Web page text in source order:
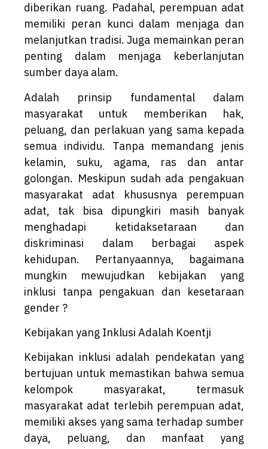
diberikan ruang. Padahal, perempuan adat
memiliki peran kunci dalam menjaga dan
melanjutkan tradisi. Juga memainkan peran
penting dalam menjaga keberlanjutan
sumber daya alam.
Adalah prinsip fundamental dalam
masyarakat untuk memberikan hak,
peluang, dan perlakuan yang sama kepada
semua individu. Tanpa memandang jenis
kelamin, suku, agama, ras dan antar
golongan. Meskipun sudah ada pengakuan
masyarakat adat khususnya perempuan
adat, tak bisa dipungkiri masih banyak
menghadapi ketidaksetaraan dan
diskriminasi dalam berbagai aspek
kehidupan. Pertanyaannya, bagaimana
mungkin mewujudkan kebijakan yang
inklusi tanpa pengakuan dan kesetaraan
gender ?
Kebijakan yang Inklusi Adalah Koentji
Kebijakan inklusi adalah pendekatan yang
bertujuan untuk memastikan bahwa semua
kelompok masyarakat, termasuk
masyarakat adat terlebih perempuan adat,
memiliki akses yang sama terhadap sumber
daya, peluang, dan manfaat yang